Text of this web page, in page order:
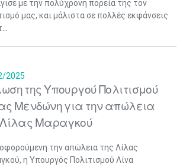
με την πολύχρονη πορεία της τον
μας, και μάλιστα σε πολλές εκφάνσεις
2025
της Υπουργού Πολιτισμού
Μενδώνη για την απώλεια
Λίλας Μαραγκού
την απώλεια της Λίλας
η Υπουργός Πολιτισμού Λίνα